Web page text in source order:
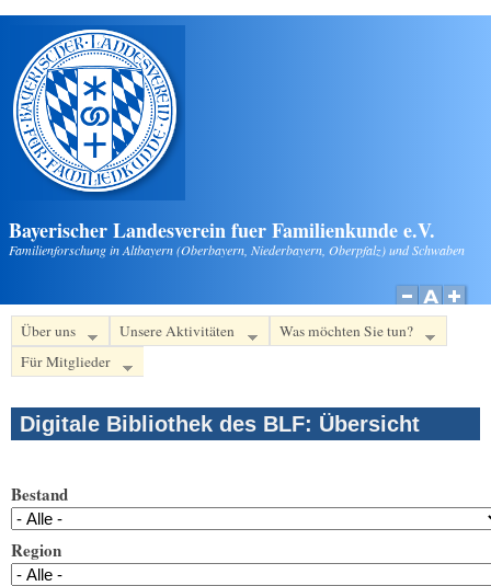
Direkt zum Inhalt
Bayerischer Landesverein fuer Familienkunde e.V.
Familienforschung in Altbayern (Oberbayern, Niederbayern, Oberpfalz) und Schwaben
Über uns Unsere Aktivitäten
Was möchten Sie tun?
Für Mitglieder
Digitale Bibliothek des BLF: Übersicht
Bestand
Region